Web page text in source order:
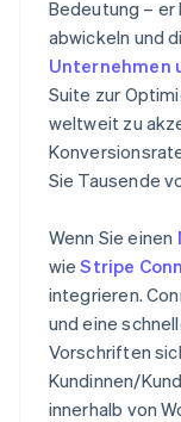
Bedeutung –
abwickeln und
Suite zur
weltweit zu
Sie Tausende
Wenn Sie einen
wieStripe
integrieren.
und eine
Vorschriften
Kundinnen/
innerhalb von